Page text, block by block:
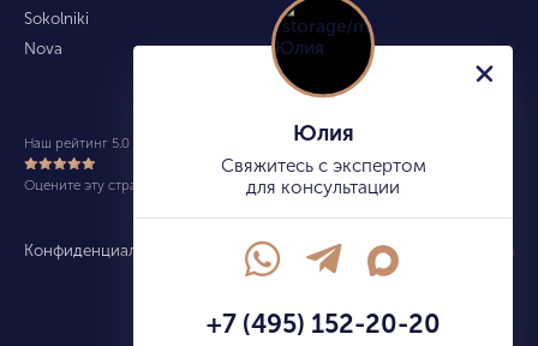
Sokolniki
Nova
Конфиденциальность Карта сайта info@kupitekvartiru.com
Наш рейтинг 5.0 из 5 (490)
Оцените эту страницу
Юлия
Свяжитесь с экспертом
для консультации
+7 (495) 152-20-20